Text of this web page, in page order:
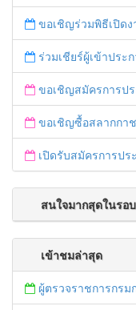
ขอเชิญร่วมพิธีเปิดง
ร่วมเชียร์ผู้เข้าประกวด
ขอเชิญสมัครการประกวดแข่ง
ขอเชิญซื้อสลากกาชาดการกุ
เปิดรับสมัครการประก
สนใจมากสุดในรอ
เข้าชมล่าสุด
ผู้ตรวจราชการกรมการพัฒนาชุมชน คัดเลือกข้าราชการแล